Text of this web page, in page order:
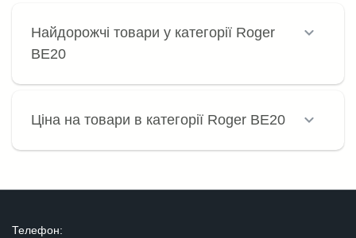
Найдорожчі товари у категорії Roger
BE20
Ціна на товари в категорії Roger BE20
Телефон: